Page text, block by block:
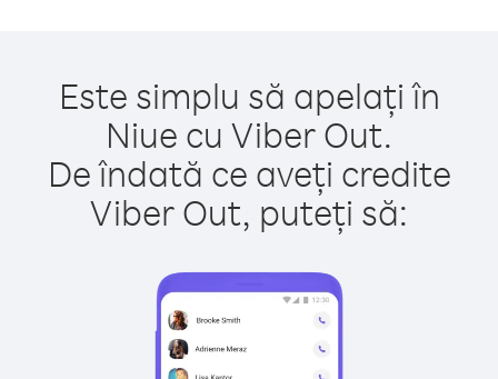
Este simplu să apelați în
Niue cu Viber Out.
De îndată ce aveți credite
Viber Out, puteți să: